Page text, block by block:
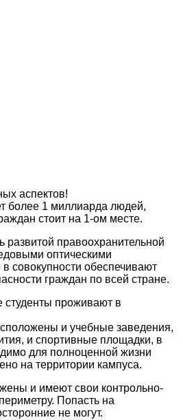
аспектов!
более 1 миллиарда людей,
стоит на 1-ом месте.
развитой правоохранительной
оптическими
совокупности обеспечивают
граждан по всей стране.
студенты проживают в
и учебные заведения,
и спортивные площадки, в
для полноценной жизни
на территории кампуса.
и имеют свои контрольно-
Попасть на
не могут.